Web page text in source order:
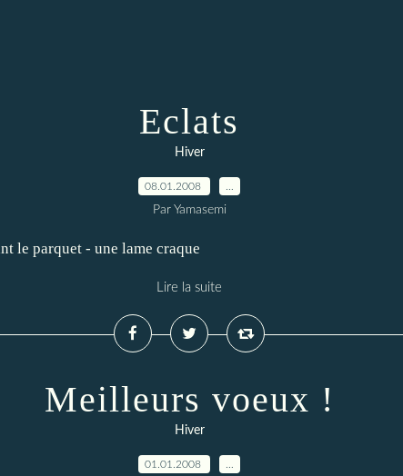
Eclats
Hiver
08.01.2008
Par Yamasemi
le parquet - une lame craque
Lire la suite
Meilleurs voeux !
Hiver
01.01.2008